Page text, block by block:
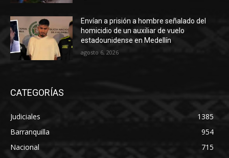
Envían a prisión a hombre señalado del
homicidio de un auxiliar de vuelo
estadounidense en Medellín
agosto 6, 2026
CATEGORÍAS
Judiciales
1385
Barranquilla
954
Nacional
715